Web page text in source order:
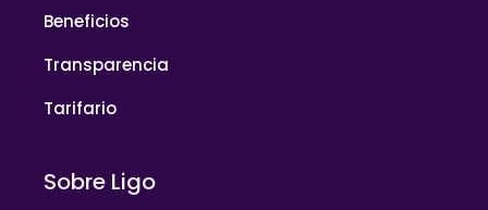
Beneficios
Transparencia
Tarifario
Sobre Ligo